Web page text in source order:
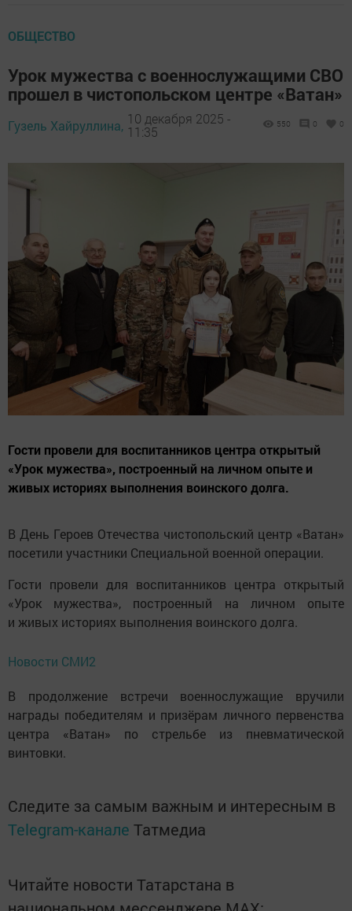
ОБЩЕСТВО
Урок мужества с военнослужащими СВО
прошел в чистопольском центре «Ватан»
Гузель Хайруллина, 10 декабря 2025 -
11:35
550 0 0
Гости провели для воспитанников центра открытый
«Урок мужества», построенный на личном опыте и
живых историях выполнения воинского долга.
В День Героев Отечества чистопольский центр «Ватан»
посетили участники Специальной военной операции.
Гости провели для воспитанников центра открытый
«Урок мужества», построенный на личном опыте
и живых историях выполнения воинского долга.
Новости СМИ2
В продолжение встречи военнослужащие вручили
награды победителям и призёрам личного первенства
центра «Ватан» по стрельбе из пневматической
винтовки.
Следите за самым важным и интересным в
Telegram-канале Татмедиа
Читайте новости Татарстана в